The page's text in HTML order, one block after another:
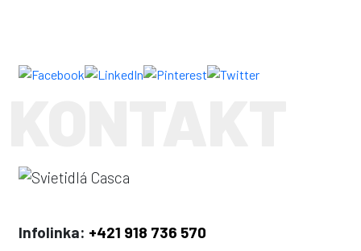
Infolinka: +421 918 736 570